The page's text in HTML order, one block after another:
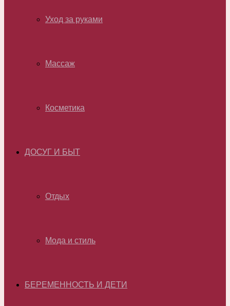
Уход за руками
Массаж
Косметика
ДОСУГ И БЫТ
Отдых
Мода и стиль
БЕРЕМЕННОСТЬ И ДЕТИ